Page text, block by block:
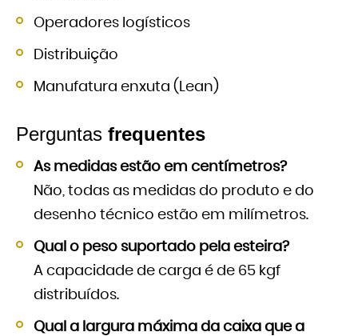
Operadores logísticos
Distribuição
Manufatura enxuta (Lean)
Perguntas frequentes
As medidas estão em centímetros?
Não, todas as medidas do produto e do
desenho técnico estão em milímetros.
Qual o peso suportado pela esteira?
A capacidade de carga é de 65 kgf
distribuídos.
Qual a largura máxima da caixa que a